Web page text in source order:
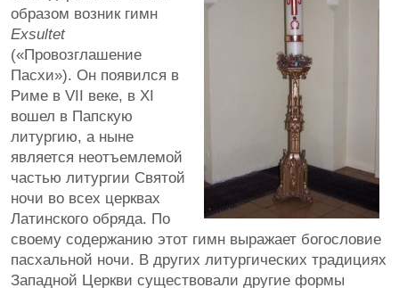
образом возник гимн
Exsultet
(«Провозглашение
Пасхи»). Он появился в
Риме в VII веке, в XI
вошел в Папскую
литургию, а ныне
является неотъемлемой
частью литургии Святой
ночи во всех церквах
Латинского обряда. По
своему содержанию этот гимн выражает богословие
пасхальной ночи. В других литургических традициях
Западной Церкви существовали другие формы